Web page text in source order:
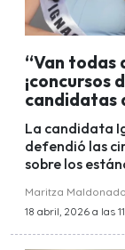
“Van todas
¡concursos
candidatas
La candidata
defendió las
sobre los
Maritza
18 abril, 2026 a las